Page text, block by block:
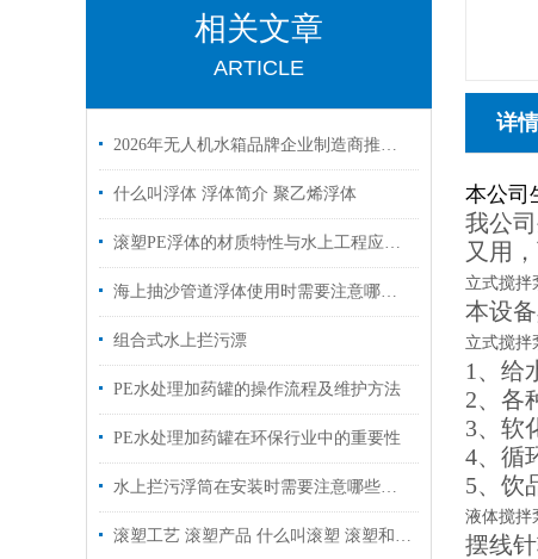
相关文章
ARTICLE
2026年无人机水箱品牌企业制造商推荐——慈溪市君益塑业
什么叫浮体 浮体简介 聚乙烯浮体
滚塑PE浮体的材质特性与水上工程应用介绍
海上抽沙管道浮体使用时需要注意哪些方面
组合式水上拦污漂
PE水处理加药罐的操作流程及维护方法
PE水处理加药罐在环保行业中的重要性
水上拦污浮筒在安装时需要注意哪些事项？
滚塑工艺 滚塑产品 什么叫滚塑 滚塑和吹塑的差别
详
本公司
我公
又用
立式搅拌
本设
立式搅拌
1、给
2、各
3、软
4、循
5、饮
液体搅拌
摆线